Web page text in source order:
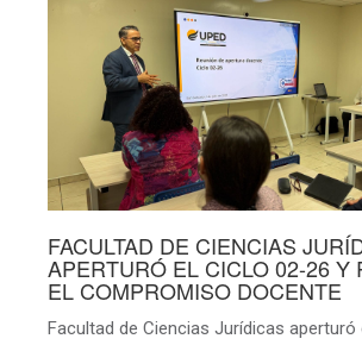
FACULTAD DE CIENCIAS
APERTURÓ EL CICLO 02-26 Y
EL COMPROMISO DOCENTE
Facultad de Ciencias Jurídicas aperturó